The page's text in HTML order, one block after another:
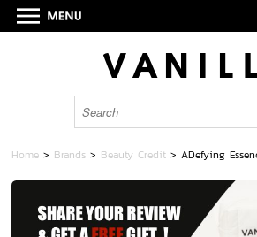
Home > Brands > Beauty Credit >ADefying